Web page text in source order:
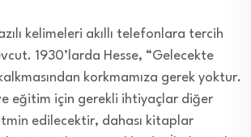
kelimeleri akıllı telefonlara tercih
1930’larda Hesse, “Gelecekte
korkmamıza gerek yoktur.
eğitim için gerekli ihtiyaçlar diğer
edilecektir, dahası kitaplar